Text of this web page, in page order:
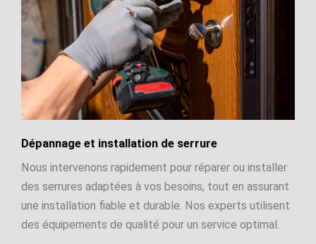
Dépannage et installation de serrure
Nous intervenons rapidement pour réparer ou installer
des serrures adaptées à vos besoins, tout en assurant
une installation fiable et durable. Nos experts utilisent
des équipements de qualité pour un service optimal.